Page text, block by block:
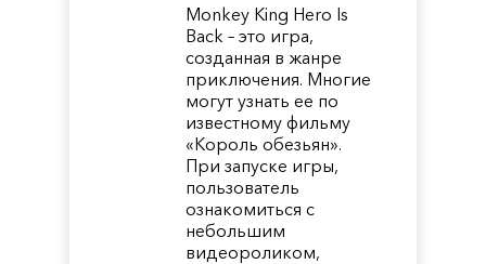
Monkey King Hero Is
Back – это игра,
созданная в жанре
приключения. Многие
могут узнать ее по
известному фильму
«Король обезьян».
При запуске игры,
пользователь
ознакомиться с
небольшим
видеороликом,